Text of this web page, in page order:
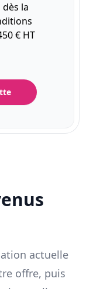
la
€ HT
actuelle
offre, puis